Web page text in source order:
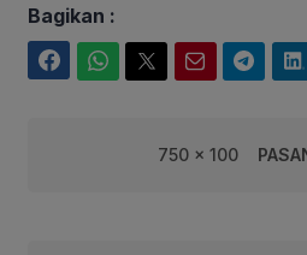
Bagikan :
750 x 100